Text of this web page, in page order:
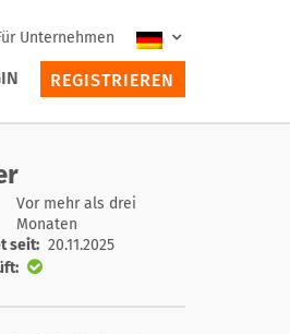
Unternehmen
REGISTRIEREN
Vor mehr als drei
Monaten
seit: 20.11.2025